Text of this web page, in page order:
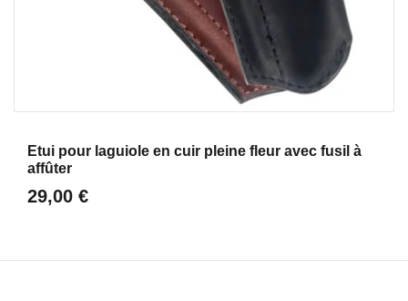
Etui pour laguiole en cuir pleine fleur avec fusil à
affûter
29,00 €